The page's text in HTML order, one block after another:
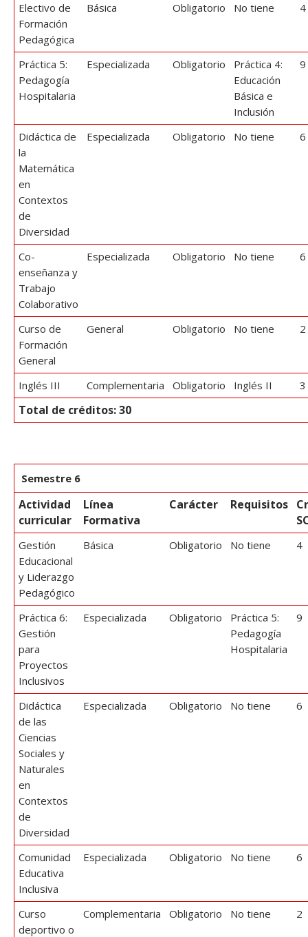
Electivo de
Formación
Pedagógica
Básica Obligatorio No tiene 4
Práctica 5:
Pedagogía
Hospitalaria
Especializada Obligatorio
Práctica 4:
Educación
Básica e
Inclusión
9
Didáctica de
la
Matemática
en
Contextos
de
Diversidad
Especializada Obligatorio No tiene 6
Co-
enseñanza y
Trabajo
Colaborativo
Especializada Obligatorio No tiene 6
Curso de
Formación
General
General Obligatorio No tiene 2
Inglés III Complementaria Obligatorio Inglés II 3
Total de créditos: 30
Semestre 6
Actividad
curricular
Línea
Formativa
Carácter Requisitos
Gestión
Educacional
y Liderazgo
Pedagógico
Básica Obligatorio No tiene 4
Práctica 6:
Gestión
para
Proyectos
Inclusivos
Especializada Obligatorio
Práctica 5:
Pedagogía
Hospitalaria
9
Didáctica
de las
Ciencias
Sociales y
Naturales
en
Contextos
de
Diversidad
Especializada Obligatorio No tiene 6
Comunidad
Educativa
Inclusiva
Especializada Obligatorio No tiene 6
Curso
deportivo o
Complementaria Obligatorio No tiene 2